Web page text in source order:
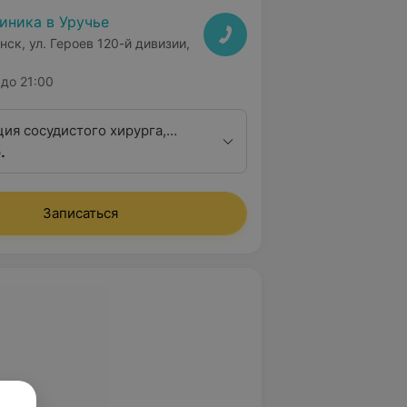
в Уручье
ул. Героев 120-й дивизии,
до 21:00
сосудистого хирурга,
квалификационной
Записаться